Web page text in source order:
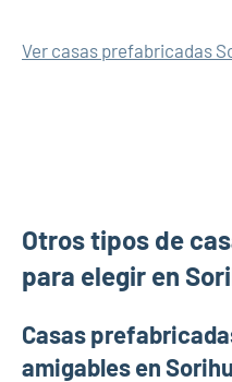
Ver casas prefabricadas
Otros tipos de
para elegir en
Casas
amigables en